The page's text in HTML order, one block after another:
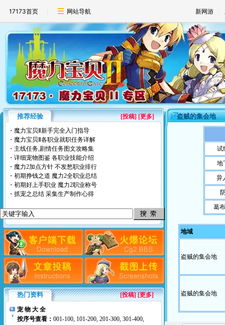
17173首页 网站导航 新网游
推荐经验 [投稿] [更多]
・ 魔力宝贝Ⅱ新手完全入门指导
・ 魔力宝贝Ⅱ各职业就职任务详解
・ 主线任务,剧情任务图文攻略集
・详细宠物图鉴 各职业技能介绍
・ 魔力2加点方针 不发愁职业排行
・初期挣钱之道 魔力2全职业总结
・初期好上手职业 魔力2职业称号
・抓宠之总结 采集生产制作心得
热门资料 [投稿] [更多]
宠 物 大 全
按序号查看： 001-100, 101-200, 201-300, 301-400,
盗贼的集会地
试
地
异
葛
地域
盗贼的集会地
盗贼的集会地